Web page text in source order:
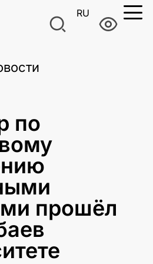
RU
по
прошёл